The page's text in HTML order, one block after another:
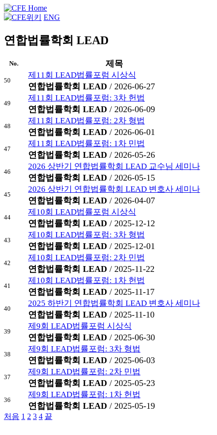
ENG
연합법률학회 LEAD
No. 제목
50
제11회 LEAD법률포럼 시상식
연합법률학회 LEAD / 2026-06-27
49
제11회 LEAD법률포럼: 3차 헌법
연합법률학회 LEAD / 2026-06-09
48
제11회 LEAD법률포럼: 2차 형법
연합법률학회 LEAD / 2026-06-01
47
제11회 LEAD법률포럼: 1차 민법
연합법률학회 LEAD / 2026-05-26
46
2026 상반기 연합법률학회 LEAD 교수님 세미나
연합법률학회 LEAD / 2026-05-15
45
2026 상반기 연합법률학회 LEAD 변호사 세미나
연합법률학회 LEAD / 2026-04-07
44
제10회 LEAD법률포럼 시상식
연합법률학회 LEAD / 2025-12-12
43
제10회 LEAD법률포럼: 3차 형법
연합법률학회 LEAD / 2025-12-01
42
제10회 LEAD법률포럼: 2차 민법
연합법률학회 LEAD / 2025-11-22
41
제10회 LEAD법률포럼: 1차 헌법
연합법률학회 LEAD / 2025-11-17
40
2025 하반기 연합법률학회 LEAD 변호사 세미나
연합법률학회 LEAD / 2025-11-10
39
제9회 LEAD법률포럼 시상식
연합법률학회 LEAD / 2025-06-30
38
제9회 LEAD법률포럼: 3차 형법
연합법률학회 LEAD / 2025-06-03
37
제9회 LEAD법률포럼: 2차 민법
연합법률학회 LEAD / 2025-05-23
36
제9회 LEAD법률포럼: 1차 헌법
연합법률학회 LEAD / 2025-05-19
처음 1 2 3 4 끝